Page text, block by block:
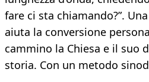
fare ci sta chiamando?”.
aiuta la conversione
cammino la Chiesa e il suo
storia. Con un metodo